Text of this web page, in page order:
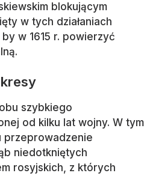
blokującym
w tych działaniach
w 1615 r. powierzyć
szybkiego
od kilku lat wojny. W tym
przeprowadzenie
niedotkniętych
rosyjskich, z których